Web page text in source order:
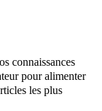
connaissances
pour alimenter
les plus